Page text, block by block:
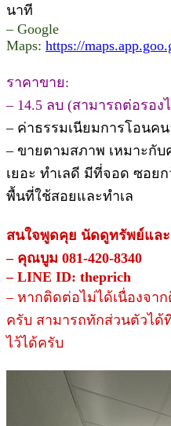
นาที
– Google
Maps: https://
ราคาขาย:
– 14.5 ลบ (สามารถต่อรอง
– ค่าธรรมเนียมการโอนค
– ขายตามสภาพ เหมาะกั
เยอะ ทำเลดี มีที่จอด ซอย
พื้นที่ใช้สอยและทำเล
สนใจพูดคุย นัดดูทรัพย์แล
– คุณบูม 081-420-8340
– LINE ID: theprich
– หากติดต่อไม่ได้เนื่องจา
ครับ สามารถทักส่วนตัวได้
ไว้ได้ครับ